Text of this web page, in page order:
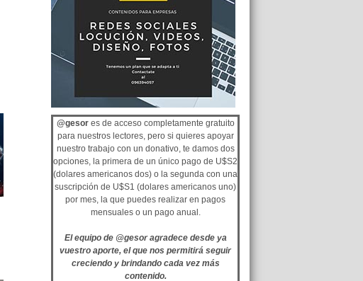
@gesores de acceso completamente gratuito
para nuestros lectores, pero si quieres apoyar
nuestro trabajo con un donativo, te damos dos
opciones, la primera de un único pago de U$S2
(dolares americanos dos) o la segunda con una
suscripción de U$S1 (dolares americanos uno)
por mes, la que puedes realizar en pagos
mensuales o un pago anual.
El equipo de @gesor agradece desde ya
vuestro aporte, el que nos permitirá seguir
creciendo y brindando cada vez más
contenido.